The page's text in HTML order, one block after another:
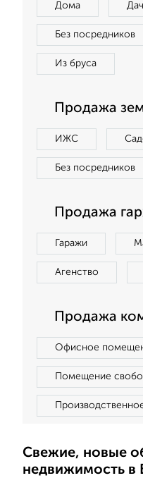
Дома
Без посредников
Из бруса
Продажа
ИЖС
Без посредников
Продажа
Гаражи
Агенство
Продажа
Офисное
Помещение
Свежие, новые
недвижимость в